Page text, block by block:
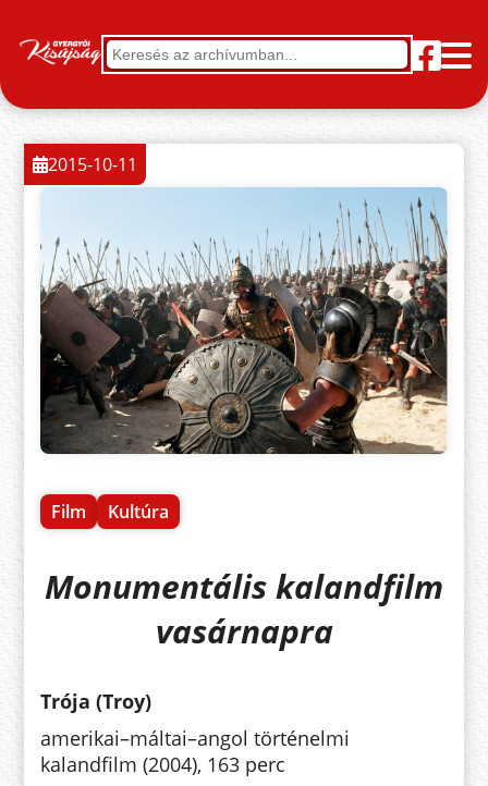
Film Kultúra
2015-10-11
Monumentális kalandfilm
vasárnapra
Trója (Troy)
amerikai–máltai–angol történelmi
kalandfilm (2004), 163 perc